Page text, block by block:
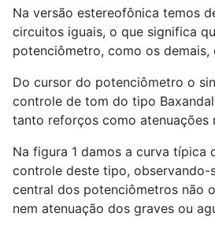
Na versão estereofônica temos
circuitos iguais, o que significa
potenciômetro, como os demais,
Do cursor do potenciômetro o
controle de tom do tipo
tanto reforços como atenuações
Na figura 1 damos a curva típica
controle deste tipo, observando-
central dos potenciômetros não
nem atenuação dos graves ou